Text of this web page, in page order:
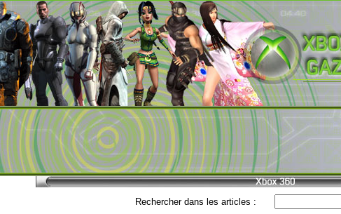
Rechercher dans les articles :